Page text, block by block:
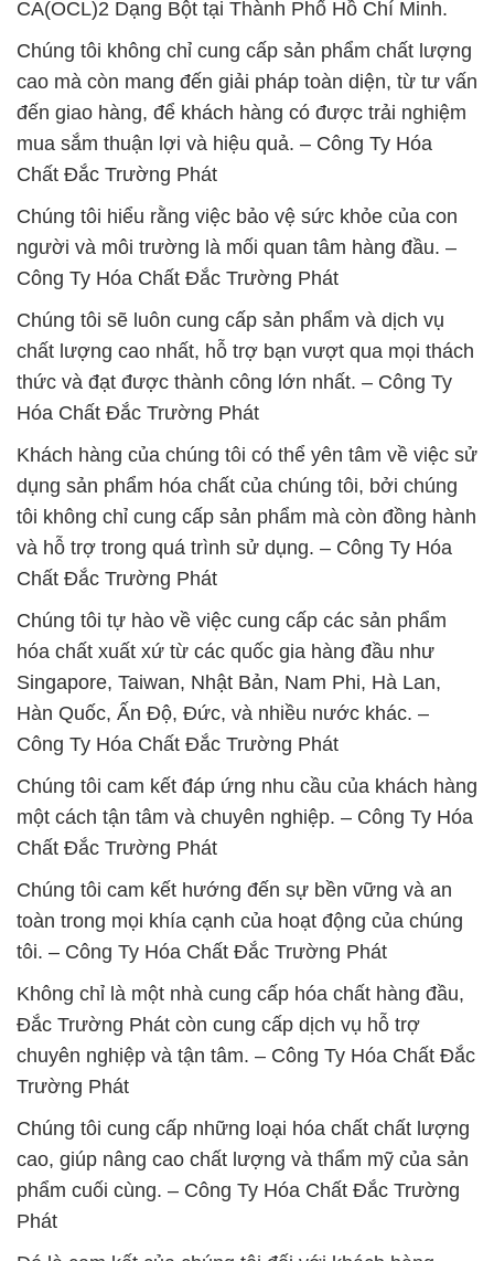
CA(OCL)2 Dạng Bột tại Thành Phố Hồ Chí Minh.
Chúng tôi không chỉ cung cấp sản phẩm chất lượng
cao mà còn mang đến giải pháp toàn diện, từ tư vấn
đến giao hàng, để khách hàng có được trải nghiệm
mua sắm thuận lợi và hiệu quả. – Công Ty Hóa
Chất Đắc Trường Phát
Chúng tôi hiểu rằng việc bảo vệ sức khỏe của con
người và môi trường là mối quan tâm hàng đầu. –
Công Ty Hóa Chất Đắc Trường Phát
Chúng tôi sẽ luôn cung cấp sản phẩm và dịch vụ
chất lượng cao nhất, hỗ trợ bạn vượt qua mọi thách
thức và đạt được thành công lớn nhất. – Công Ty
Hóa Chất Đắc Trường Phát
Khách hàng của chúng tôi có thể yên tâm về việc sử
dụng sản phẩm hóa chất của chúng tôi, bởi chúng
tôi không chỉ cung cấp sản phẩm mà còn đồng hành
và hỗ trợ trong quá trình sử dụng. – Công Ty Hóa
Chất Đắc Trường Phát
Chúng tôi tự hào về việc cung cấp các sản phẩm
hóa chất xuất xứ từ các quốc gia hàng đầu như
Singapore, Taiwan, Nhật Bản, Nam Phi, Hà Lan,
Hàn Quốc, Ấn Độ, Đức, và nhiều nước khác. –
Công Ty Hóa Chất Đắc Trường Phát
Chúng tôi cam kết đáp ứng nhu cầu của khách hàng
một cách tận tâm và chuyên nghiệp. – Công Ty Hóa
Chất Đắc Trường Phát
Chúng tôi cam kết hướng đến sự bền vững và an
toàn trong mọi khía cạnh của hoạt động của chúng
tôi. – Công Ty Hóa Chất Đắc Trường Phát
Không chỉ là một nhà cung cấp hóa chất hàng đầu,
Đắc Trường Phát còn cung cấp dịch vụ hỗ trợ
chuyên nghiệp và tận tâm. – Công Ty Hóa Chất Đắc
Trường Phát
Chúng tôi cung cấp những loại hóa chất chất lượng
cao, giúp nâng cao chất lượng và thẩm mỹ của sản
phẩm cuối cùng. – Công Ty Hóa Chất Đắc Trường
Phát